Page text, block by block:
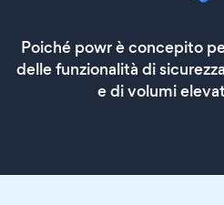
Poiché powr è concepito
delle funzionalità di
e di volumi